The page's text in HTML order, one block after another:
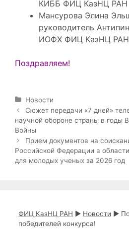
КИББ ФИЦ КазНЦ РАН
Мансурова Элина
руководитель
ИОФХ ФИЦ КазНЦ РАН
Поздравляем!
Р
у
б
р
и
к
и
Новости
Н
а
в
и
г
а
п
Сюжет передачи «7 дней»
научной обороне страны в годы
Войны
Прием документов на
Российской Федерации в
для молодых ученых за 2026 год
ФИЦ КазНЦ РАН ► Новости ►
победителей конкурса!